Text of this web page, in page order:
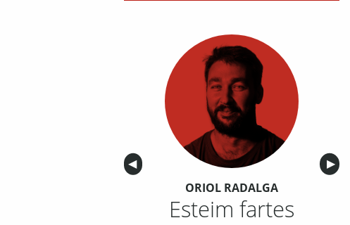
Anterior
◀︎ ▶︎
ORIOL RADALGA
Esteim fartes